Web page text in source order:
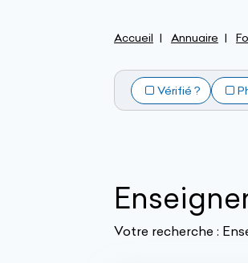
Accueil Annuaire
Vérifié ?
Votre recherche :